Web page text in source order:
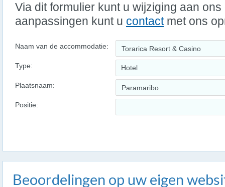
Via dit formulier kunt u wijziging aan
aanpassingen kunt u contactmet ons
Naam van de accommodatie:
Type: Hotel
Plaatsnaam:
Positie:
Beoordelingen op uw eigen